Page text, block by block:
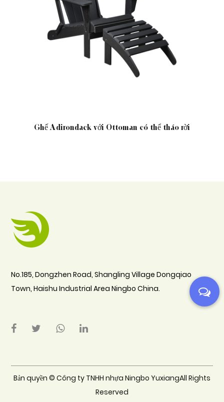
Ghế Adirondack với Ottoman có thể tháo rời
No.185, Dongzhen Road, Shangling Village Dongqiao
Town, Haishu Industrial Area Ningbo China.
Bản quyền © Công ty TNHH nhựa Ningbo YuxiangAll Rights
Reserved